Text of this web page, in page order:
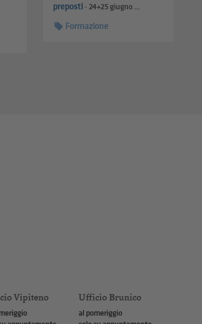
preposti - 24+25 giugno ...
Formazione
Vipiteno Ufficio Brunico
al pomeriggio